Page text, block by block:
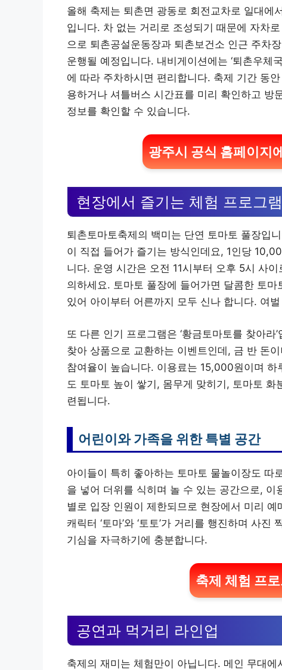
올해 축제는 퇴촌면 광동로 회전교차로 일대에
입니다. 차 없는 거리로 조성되기 때문에 자차
으로 퇴촌공설운동장과 퇴촌보건소 인근 주차
운행될 예정입니다. 내비게이션에는 ‘퇴촌우체
에 따라 주차하시면 편리합니다. 축제 기간 동
용하거나 셔틀버스 시간표를 미리 확인하고 방
정보를 확인할 수 있습니다.
광주시 공식 홈페이지
현장에서 즐기는 체험 프로그램
퇴촌토마토축제의 백미는 단연 토마토 풀장입
이 직접 들어가 즐기는 방식인데요, 1인당
니다. 운영 시간은 오전 11시부터 오후 5시 사
의하세요. 토마토 풀장에 들어가면 달콤한 토
있어 아이부터 어른까지 모두 신나 합니다. 여
또 다른 인기 프로그램은 ‘황금토마토를 찾아
찾아 상품으로 교환하는 이벤트인데, 금 반 돈
참여율이 높습니다. 이용료는 15,000원이며
도 토마토 높이 쌓기, 몸무게 맞히기, 토마토
련됩니다.
어린이와 가족을 위한 특별 공간
아이들이 특히 좋아하는 토마토 물놀이장도 따
을 넣어 더위를 식히며 놀 수 있는 공간으로,
별로 입장 인원이 제한되므로 현장에서 미리
캐릭터 ‘토마’와 ‘토토’가 거리를 행진하며 사
기심을 자극하기에 충분합니다.
축제 체험 프
공연과 먹거리 라인업
축제의 재미는 체험만이 아닙니다. 메인 무대